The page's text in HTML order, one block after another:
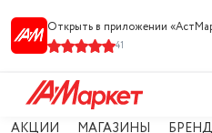
Открыть в приложении
41
АКЦИИ МАГАЗИНЫ